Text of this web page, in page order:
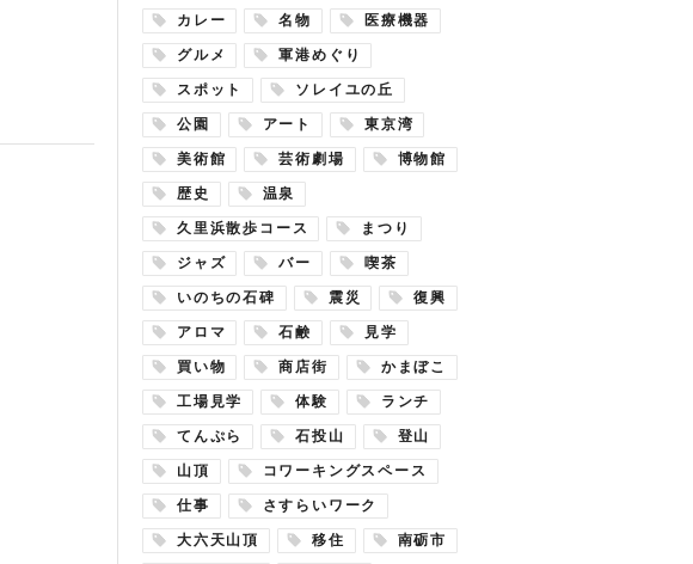
カレー 名物 医療機器
グルメ 軍港めぐり
スポット ソレイユの丘
公園 アート 東京湾
美術館 芸術劇場 博物館
歴史 温泉
久里浜散歩コース まつり
ジャズ バー 喫茶
いのちの石碑 震災 復興
アロマ 石鹸 見学
買い物 商店街 かまぼこ
工場見学 体験 ランチ
てんぷら 石投山 登山
山頂 コワーキングスペース
仕事 さすらいワーク
大六天山頂 移住 南砺市